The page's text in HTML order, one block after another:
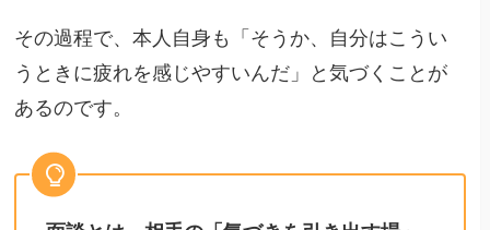
その過程で、本人自身も「そうか、自分はこうい
うときに疲れを感じやすいんだ」と気づくことが
あるのです。